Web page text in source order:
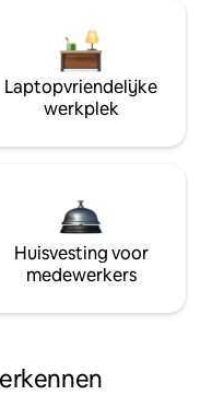
Laptopvriendelijke
werkplek
Huisvesting voor
medewerkers